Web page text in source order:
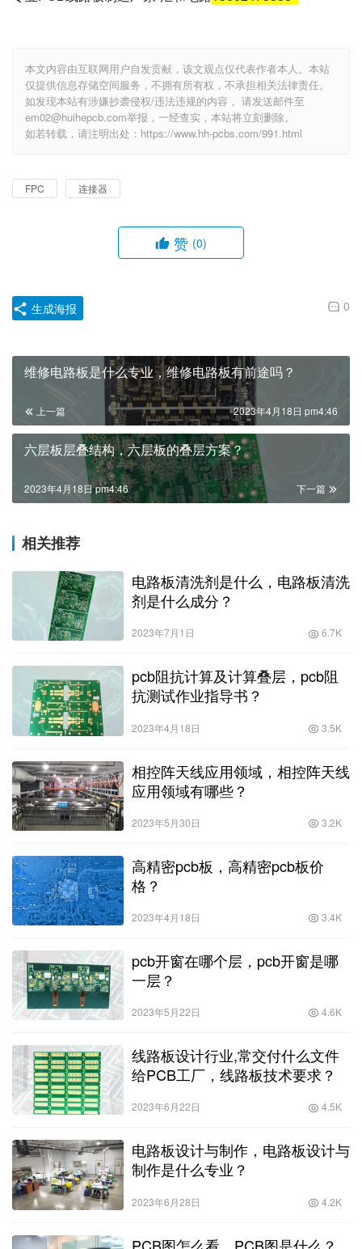
本文内容由互联网用户自发贡献，该文观点仅代表作者本人。本站
仅提供信息存储空间服务，不拥有所有权，不承担相关法律责任。
如发现本站有涉嫌抄袭侵权/违法违规的内容， 请发送邮件至
em02@huihepcb.com举报，一经查实，本站将立刻删除。
如若转载，请注明出处：https://www.hh-pcbs.com/991.html
FPC 连接器
赞 (0)
0
生成海报
维修电路板是什么专业，维修电路板有前途吗？
上一篇 2023年4月18日 pm4:46
六层板层叠结构，六层板的叠层方案？
下一篇
2023年4月18日 pm4:46
相关推荐
电路板清洗剂是什么，电路板清洗
剂是什么成分？
2023年7月1日 6.7K
pcb阻抗计算及计算叠层，pcb阻
抗测试作业指导书？
2023年4月18日 3.5K
相控阵天线应用领域，相控阵天线
应用领域有哪些？
2023年5月30日 3.2K
高精密pcb板，高精密pcb板价
格？
2023年4月18日 3.4K
pcb开窗在哪个层，pcb开窗是哪
一层？
2023年5月22日 4.6K
线路板设计行业,常交付什么文件
给PCB工厂，线路板技术要求？
2023年6月22日 4.5K
电路板设计与制作，电路板设计与
制作是什么专业？
2023年6月28日 4.2K
PCB图怎么看，PCB图是什么？